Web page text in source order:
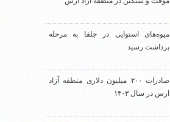
میوه‌های استوایی در جلفا به مرحله
برداشت رسید
صادرات ۲۰۰ میلیون دلاری منطقه آزاد
ارس در سال ۱۴۰۳